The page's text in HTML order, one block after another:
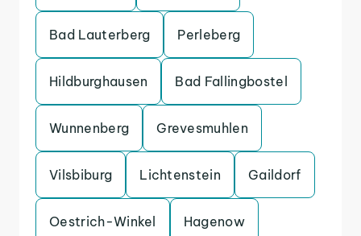
Bad Lauterberg Perleberg
Hildburghausen Bad Fallingbostel
Wunnenberg Grevesmuhlen
Vilsbiburg Lichtenstein Gaildorf
Oestrich-Winkel Hagenow